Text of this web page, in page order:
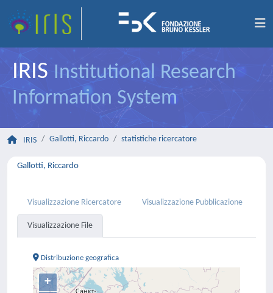
IRIS Institutional Research
Information System
IRIS Gallotti, Riccardo statistiche ricercatore
Gallotti, Riccardo
Visualizzazione Ricercatore Visualizzazione Pubblicazione
Visualizzazione File
Distribuzione geografica
+